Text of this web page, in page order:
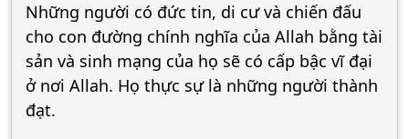
Những người có đức tin, di cư và chiến đấu
cho con đường chính nghĩa của Allah bằng tài
sản và sinh mạng của họ sẽ có cấp bậc vĩ đại
ở nơi Allah. Họ thực sự là những người thành
đạt.